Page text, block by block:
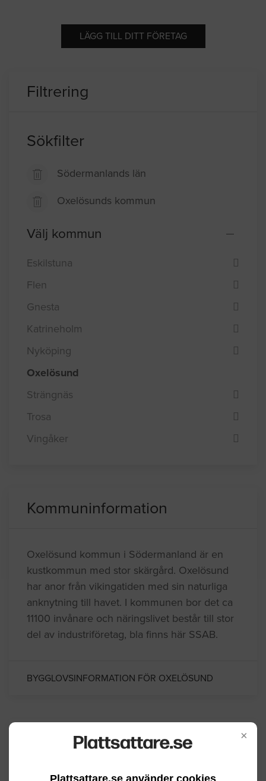
×
Plattsattare.se använder cookies
LÄGG TILL DITT FÖRETAG
Filtrering
Sökfilter
Södermanlands län
Oxelösunds kommun
Välj kommun
Eskilstuna
Flen
Gnesta
Katrineholm
Nyköping
Oxelösund
Strängnäs
Trosa
Vingåker
Kommuninformation
Oxelösund kommun i Södermanland är en
kustkommun med stor skärgård. Oxelösund
har anor från vikingatiden med sin naturliga
anknytning till havet. I kommunen bor det ca
11100 invånare och näringslivet består till stor
del av industriföretag, bla finns här SSAB.
BYGGLOVSINFORMATION FÖR OXELÖSUND
Senaste förfrågningar